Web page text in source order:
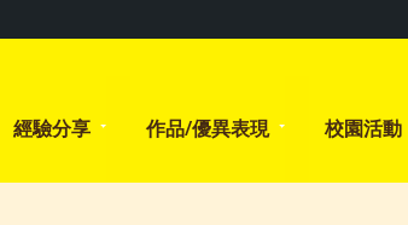
經驗分享 作品/優異表現 校園活動